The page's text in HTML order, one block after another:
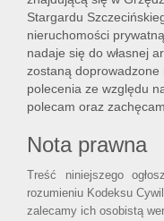
Stargardu
nieruchomości
nadaje się do własnej
zostaną
polecenia ze względu
polecam oraz
Nota prawna
Treść niniejszego
rozumieniu Kodeksu
zalecamy ich osobistą